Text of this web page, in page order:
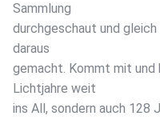
Sammlung
durchgeschaut und
daraus
gemacht. Kommt mit
Lichtjahre weit
ins All, sondern auch 128